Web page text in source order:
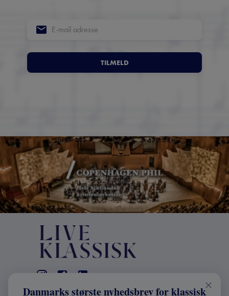
TILMELD
Danmarks største nyhedsbrev for klassisk